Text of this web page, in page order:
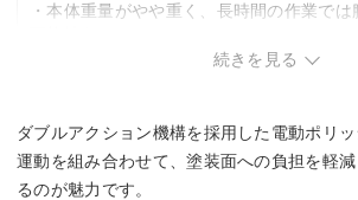
・本体重量がやや重く、長時間の作業では
続きを見る
ダブルアクション機構を採用した電動ポリ
運動を組み合わせて、塗装面への負担を軽
るのが魅力です。